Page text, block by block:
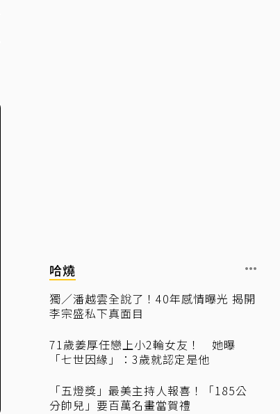
哈燒
獨／潘越雲全說了！40年感情曝光 揭開
李宗盛私下真面目
71歲姜厚任戀上小2輪女友！ 她曝
「七世因緣」：3歲就認定是他
「五燈獎」最美主持人報喜！「185公
分帥兒」要百萬名畫當賀禮